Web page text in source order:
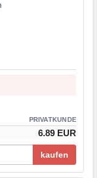
PRIVATKUNDE
6.89 EUR
kaufen